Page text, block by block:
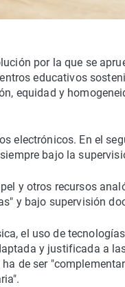
por la que se
educativos
equidad y
electrónicos. En el
bajo la
y otros recursos
y bajo supervisión
el uso de
y justificada a
de ser